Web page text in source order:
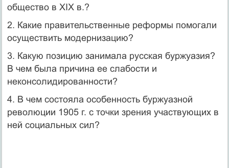
общество в XIX в.?
2. Какие правительственные реформы помогали
осущест­вить модернизацию?
3. Какую позицию занимала русская буржуазия?
В чем была причина ее слабости и
неконсолидированности?
4. В чем состояла особенность буржуазной
революции 1905 г. с точки зрения участвующих в
ней социальных сил?